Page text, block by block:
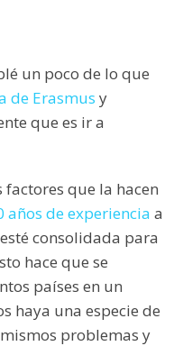
un poco de lo que
de Erasmus y
que es ir a
factores que la hacen
años de experiencia a
consolidada para
hace que se
países en un
haya una especie de
problemas y